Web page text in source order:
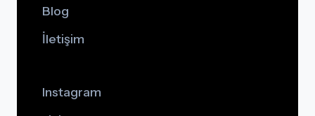
Blog
İletişim
Instagram